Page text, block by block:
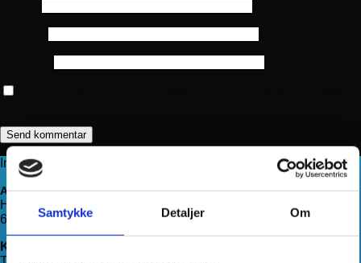
Samtykke Detaljer Om
Information
Adresse
Haderslevvej 78, st.
6200 Aabenraa
Kontakt os